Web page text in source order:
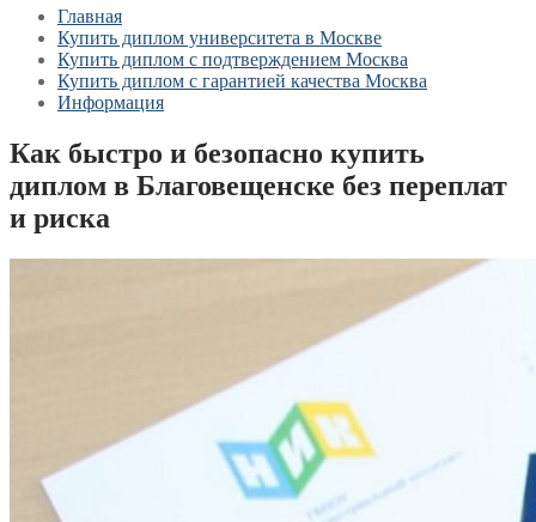
Главная
Купить диплом университета в Москве
Купить диплом с подтверждением Москва
Купить диплом с гарантией качества Москва
Информация
Как быстро и безопасно купить
диплом в Благовещенске без переплат
и риска